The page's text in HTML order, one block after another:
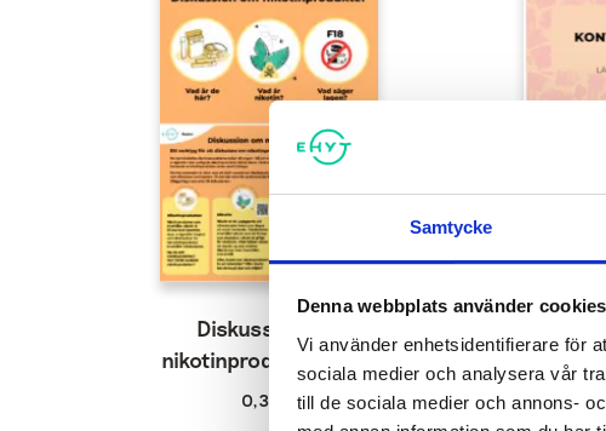
Samtycke
Denna webbplats använder cookies
Vi använder enhetsidentifierare för
sociala medier och analysera vår
till de sociala medier och annons-
Diskussion om
nikotinprodukter-kort
0,30 €